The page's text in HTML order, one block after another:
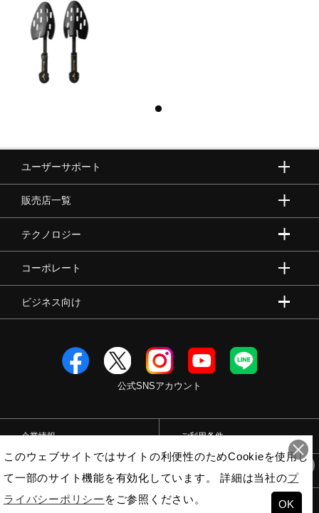
ユーザーサポート
販売店一覧
テクノロジー
コーポレート
ビジネス向け
公式SNSアカウント
企業情報 ご利用条件
© Mizuno Corporation
直近で 8 人が購入しました！
OK
このウェブサイトではサイトの利便性のためCookieを使用し
て一部のサイト機能を有効化しています。 詳細は当社のプ
ライバシーポリシー をご参照ください。